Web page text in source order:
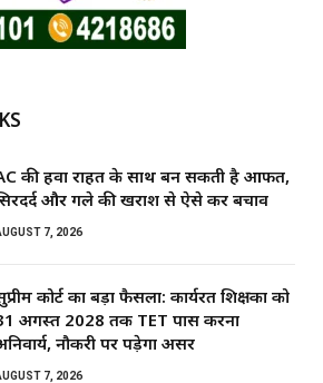
की हवा राहत के साथ बन सकती है आफत,
और गले की खराश से ऐसे करें बचाव
7, 2026
कोर्ट का बड़ा फैसला: कार्यरत शिक्षकों को
अगस्त 2028 तक TET पास करना
नौकरी पर पड़ेगा असर
7, 2026